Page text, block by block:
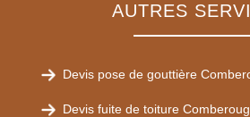
AUTRES
Devis pose de gouttière
Devis fuite de toiture